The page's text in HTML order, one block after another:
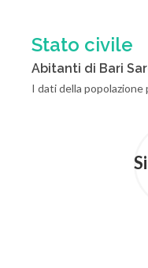
Stato civile
Abitanti di Bari
I dati della